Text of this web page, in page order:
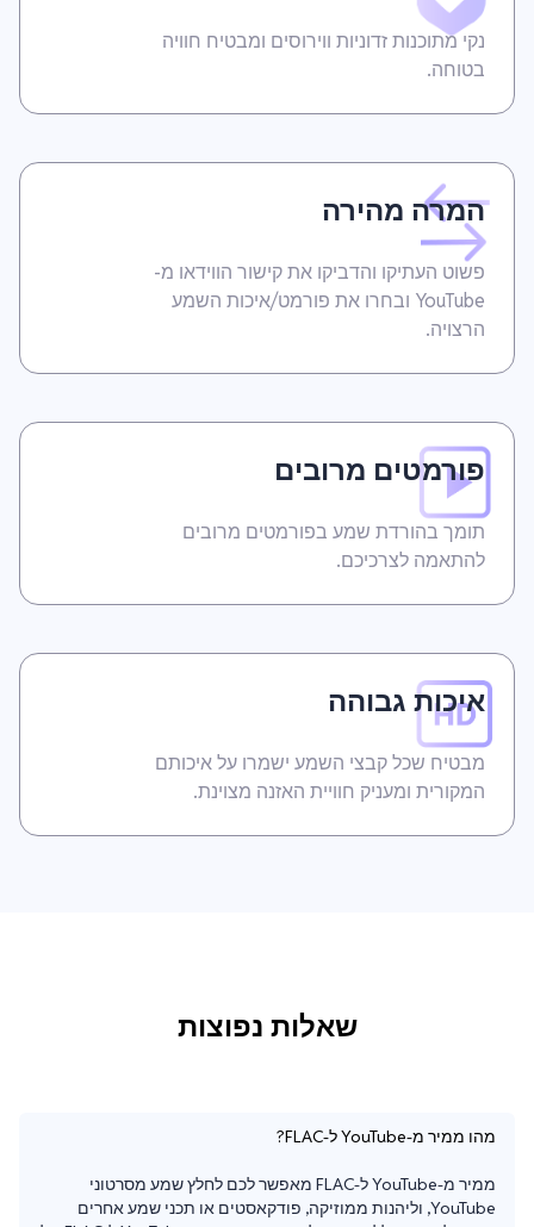
נקי מתוכנות זדוניות ווירוסים ומבטיח חוויה
בטוחה.
המרה מהירה
פשוט העתיקו והדביקו את קישור הווידאו מ-
YouTube ובחרו את פורמט/איכות השמע
הרצויה.
פורמטים מרובים
תומך בהורדת שמע בפורמטים מרובים
להתאמה לצרכיכם.
איכות גבוהה
מבטיח שכל קבצי השמע ישמרו על איכותם
המקורית ומעניק חוויית האזנה מצוינת.
שאלות נפוצות
מהו ממיר מ-YouTube ל-FLAC?